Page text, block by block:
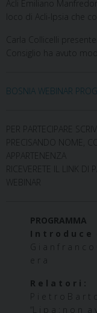
Acli Emiliano
loco di Acli-Ipsia che
Carla Collicelli
Consiglio ha avuto
BOSNIA WEBINAR
PER PARTECIPARE
PRECISANDO NOME,
APPARTENENZA
RICEVERETE IL LINK DI
WEBINAR
PROGRAMMA
I n t r o d u c e
G i a n f r a n c
e r a
R e l a t o r i :
P i e t r o B a r t
“L i p a : n o n